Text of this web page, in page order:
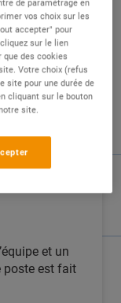
de pains et
des
et un
poste est fait
de paramétrage en
vos choix sur les
accepter" pour
sur le lien
que des cookies
Votre choix (refus
site pour une durée de
cliquant sur le bouton
site.